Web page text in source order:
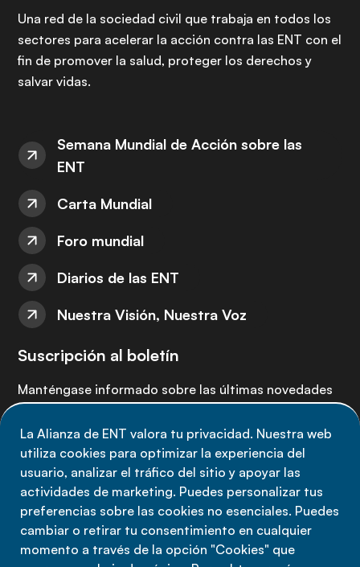
La Alianza de ENT valora tu privacidad. Nuestra web
utiliza cookies para optimizar la experiencia del
usuario, analizar el tráfico del sitio y apoyar las
actividades de marketing. Puedes personalizar tus
preferencias sobre las cookies no esenciales. Puedes
cambiar o retirar tu consentimiento en cualquier
momento a través de la opción "Cookies" que
Una red de la sociedad civil que trabaja en todos los
sectores para acelerar la acción contra las ENT con el
fin de promover la salud, proteger los derechos y
salvar vidas.
Semana Mundial de Acción sobre las
ENT
Carta Mundial
Foro mundial
Diarios de las ENT
Nuestra Visión, Nuestra Voz
Suscripción al boletín
Manténgase informado sobre las últimas novedades
Suscríbete ahora
Política de privacidad